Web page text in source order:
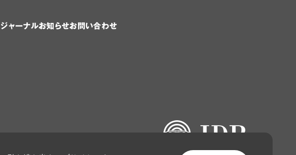
ジャーナルお知らせお問い合わせ